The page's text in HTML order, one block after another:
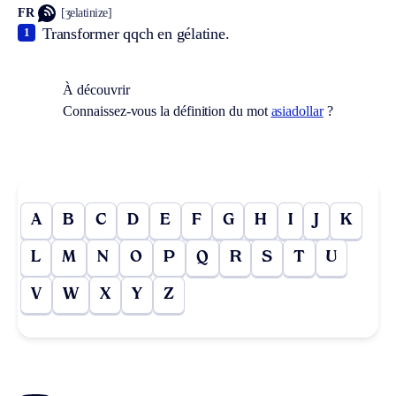
FR [ʒelatinize]
Transformer qqch en gélatine.
1
À découvrir
Connaissez-vous la définition du mot asiadollar?
A B C D E F G H I J K
L M N O P Q R S T U
V W X Y Z